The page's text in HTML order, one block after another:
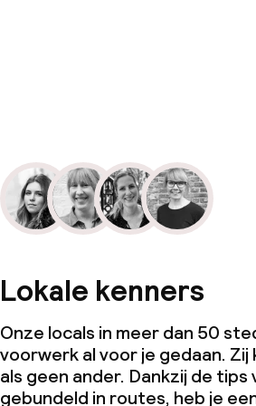
Lokale kenners
Onze locals in meer dan 50
voorwerk al voor je gedaan. Zij
als geen ander. Dankzij de tips
gebundeld in routes, heb je